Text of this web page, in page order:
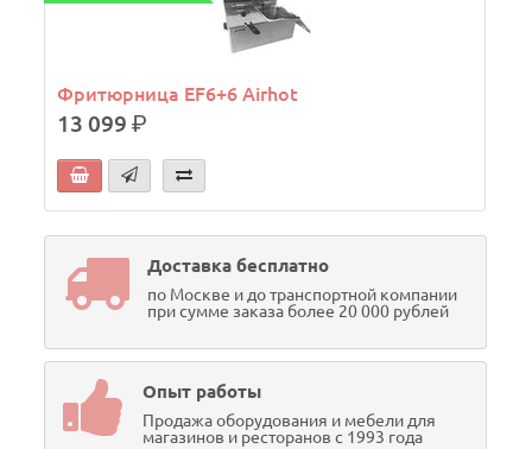
Фритюрница EF6+6 Airhot
13 099р.
Доставка бесплатно
по Москве и до транспортной компании
при сумме заказа более 20 000 рублей
Опыт работы
Продажа оборудования и мебели для
магазинов и ресторанов с 1993 года